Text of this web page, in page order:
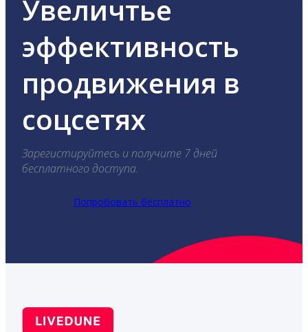
Увеличтье
эффективность
продвижения в
соцсетях
Зарегистируйтесь и получите 7 дней
бесплатного доступа.
Попробовать бесплатно